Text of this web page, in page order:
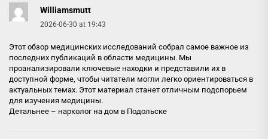
Williamsmutt
2026-06-30 at 19:43
Этот обзор медицинских исследований собрал самое важное из
последних публикаций в области медицины. Мы
проанализировали ключевые находки и представили их в
доступной форме, чтобы читатели могли легко ориентироваться в
актуальных темах. Этот материал станет отличным подспорьем
для изучения медицины.
Детальнее – нарколог на дом в Подольске